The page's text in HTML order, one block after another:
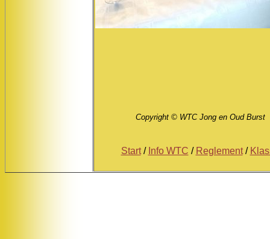
Copyright © WTC Jong en Oud Burst
Start/ Info WTC / Reglement/